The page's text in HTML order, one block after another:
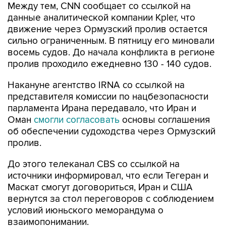
Между тем, CNN сообщает со ссылкой на
данные аналитической компании Kpler, что
движение через Ормузский пролив остается
сильно ограниченным. В пятницу его миновали
восемь судов. До начала конфликта в регионе
пролив проходило ежедневно 130 - 140 судов.
Накануне агентство IRNA со ссылкой на
представителя комиссии по нацбезопасности
парламента Ирана передавало, что Иран и
Оман смогли согласовать основы соглашения
об обеспечении судоходства через Ормузский
пролив.
До этого телеканал CBS со ссылкой на
источники информировал, что если Тегеран и
Маскат смогут договориться, Иран и США
вернутся за стол переговоров с соблюдением
условий июньского меморандума о
взаимопонимании.